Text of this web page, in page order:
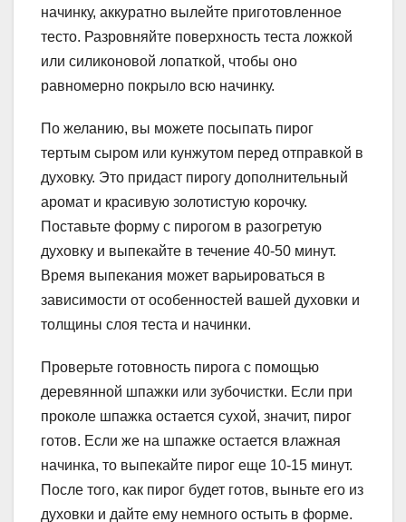
начинку, аккуратно вылейте приготовленное
тесто. Разровняйте поверхность теста ложкой
или силиконовой лопаткой, чтобы оно
равномерно покрыло всю начинку.
По желанию, вы можете посыпать пирог
тертым сыром или кунжутом перед отправкой в
духовку. Это придаст пирогу дополнительный
аромат и красивую золотистую корочку.
Поставьте форму с пирогом в разогретую
духовку и выпекайте в течение 40-50 минут.
Время выпекания может варьироваться в
зависимости от особенностей вашей духовки и
толщины слоя теста и начинки.
Проверьте готовность пирога с помощью
деревянной шпажки или зубочистки. Если при
проколе шпажка остается сухой, значит, пирог
готов. Если же на шпажке остается влажная
начинка, то выпекайте пирог еще 10-15 минут.
После того, как пирог будет готов, выньте его из
духовки и дайте ему немного остыть в форме.